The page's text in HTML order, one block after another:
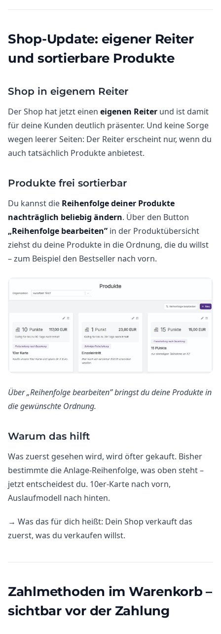
Shop-Update: eigener Reiter
und sortierbare Produkte
Shop in eigenem Reiter
Der Shop hat jetzt einen eigenen Reiter und ist damit
für deine Kunden deutlich präsenter. Und keine Sorge
wegen leerer Seiten: Der Reiter erscheint nur, wenn du
auch tatsächlich Produkte anbietest.
Produkte frei sortierbar
Du kannst die Reihenfolge deiner Produkte
nachträglich beliebig ändern. Über den Button
„Reihenfolge bearbeiten” in der Produktübersicht
ziehst du deine Produkte in die Ordnung, die du willst
– zum Beispiel den Bestseller nach vorn.
Über „Reihenfolge bearbeiten” bringst du deine Produkte in
die gewünschte Ordnung.
Warum das hilft
Was zuerst gesehen wird, wird öfter gekauft. Bisher
bestimmte die Anlage-Reihenfolge, was oben steht –
jetzt entscheidest du. 10er-Karte nach vorn,
Auslaufmodell nach hinten.
→ Was das für dich heißt: Dein Shop verkauft das
zuerst, was du verkaufen willst.
Zahlmethoden im Warenkorb –
sichtbar vor der Zahlung